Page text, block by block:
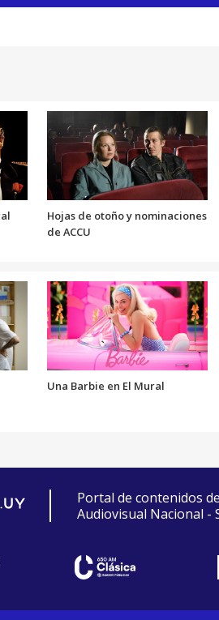
Hojas de otoño y nominaciones
de ACCU
Una Barbie en El Mural
Portal de contenidos
Audiovisual Nacional -